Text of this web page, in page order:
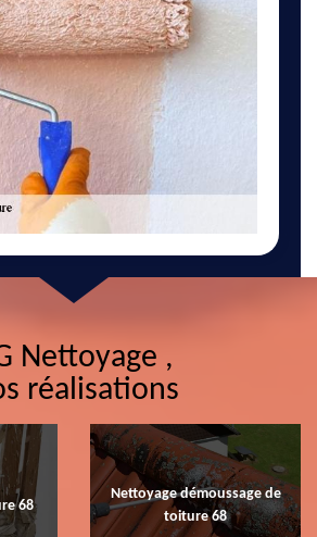
Nettoyage ,
réalisations
68
Nettoyage démoussage de
toiture 68